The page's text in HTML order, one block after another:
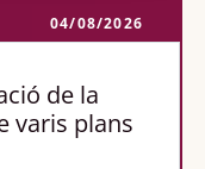
04/08/2026
de la
varis plans